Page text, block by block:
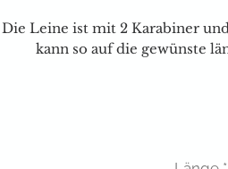
Leine ist mit 2 Karabiner
kann so auf die gewünste